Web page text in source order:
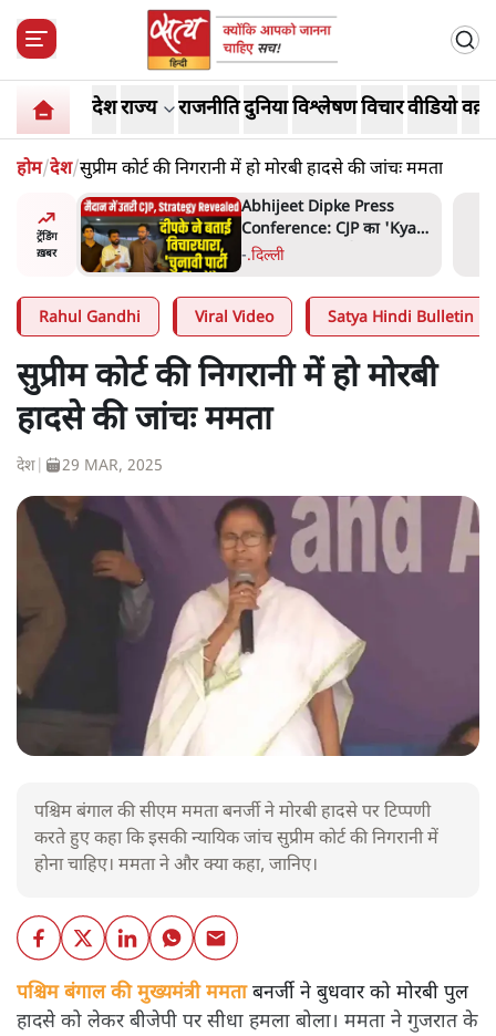
देशराज्य राजनीतिदुनियाविश्लेषणविचारवीडियो
होम/देश/सुप्रीम कोर्ट की निगरानी में हो मोरबी हादसे की जांचः ममता
ट्रेंडिंग
ख़बर
' अंडों
सेनानी
Abhijeet Dipke Press
Conference: CJP का 'Kya
Bolti Public' अभियान, चुनाव
-.दिल्ली
Rahul Gandhi Viral Video Satya Hindi Bulletin
सुप्रीम कोर्ट की निगरानी में हो मोरबी
हादसे की जांचः ममता
देश 29 MAR, 2025
पश्चिम बंगाल की सीएम ममता बनर्जी ने मोरबी हादसे पर टिप्पणी
करते हुए कहा कि इसकी न्यायिक जांच सुप्रीम कोर्ट की निगरानी में
होना चाहिए। ममता ने और क्या कहा, जानिए।
पश्चिम बंगाल की मुख्यमंत्री ममताबनर्जी ने बुधवार को मोरबी पुल
हादसे को लेकर बीजेपी पर सीधा हमला बोला। ममता ने गुजरात के